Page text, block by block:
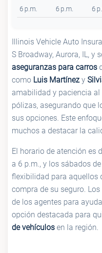
6 p.m.
6 p.m.
6
Illinois Vehicle Auto
S Broadway, Aurora, IL, y
aseguranzas para carros
como Luis Martínez y
amabilidad y paciencia
pólizas, asegurando que
sus opciones. Este
muchos a destacar la
El horario de atención es
a 6 p.m., y los sábados
flexibilidad para aquellos
compra de su seguro.
de los agentes para
opción destacada para
de vehículos en la región.